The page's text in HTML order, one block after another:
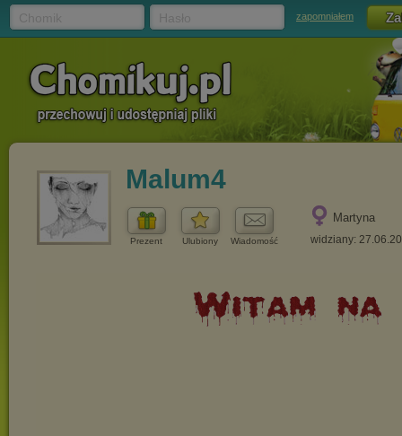
zapomniałem
Malum4
Prezent Ulubiony Wiadomość
Martyna
widziany: